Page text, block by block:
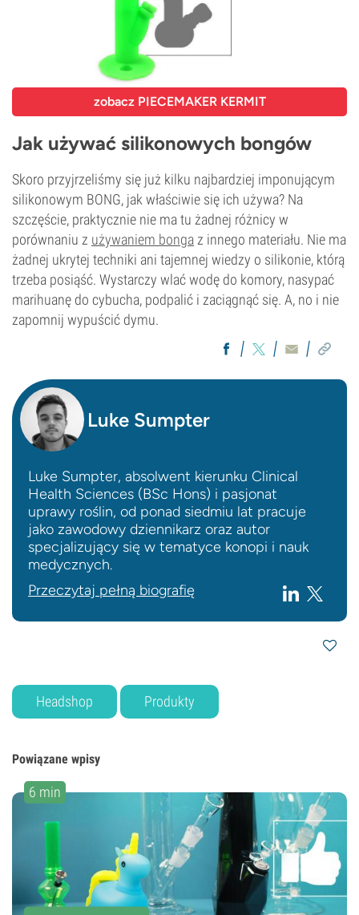
zobaczPIECEMAKER KERMIT
Jak używać silikonowych bongów
Skoro przyjrzeliśmy się już kilku najbardziej imponującym
silikonowym BONG, jak właściwie się ich używa? Na
szczęście, praktycznie nie ma tu żadnej różnicy w
porównaniu z używaniem bonga z innego materiału. Nie ma
żadnej ukrytej techniki ani tajemnej wiedzy o silikonie, którą
trzeba posiąść. Wystarczy wlać wodę do komory, nasypać
marihuanę do cybucha, podpalić i zaciągnąć się. A, no i nie
zapomnij wypuścić dymu.
Luke Sumpter
Luke Sumpter, absolwent kierunku Clinical
Health Sciences (BSc Hons) i pasjonat
uprawy roślin, od ponad siedmiu lat pracuje
jako zawodowy dziennikarz oraz autor
specjalizujący się w tematyce konopi i nauk
medycznych.
Przeczytaj pełną biografię
Headshop Produkty
Powiązane wpisy
6 min